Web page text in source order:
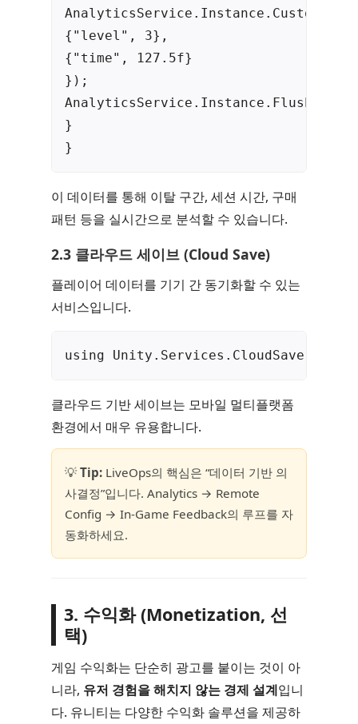
{"level", 3},
{"time", 127.5f}
});
AnalyticsService.Instance.Flush();
}
}
이 데이터를 통해 이탈 구간, 세션 시간, 구매
패턴 등을 실시간으로 분석할 수 있습니다.
2.3 클라우드 세이브 (Cloud Save)
플레이어 데이터를 기기 간 동기화할 수 있는
서비스입니다.
using Unity.Services.CloudSave;
클라우드 기반 세이브는 모바일 멀티플랫폼
환경에서 매우 유용합니다.
💡 Tip: LiveOps의 핵심은 “데이터 기반 의
사결정”입니다. Analytics → Remote
Config → In-Game Feedback의 루프를 자
동화하세요.
3. 수익화 (Monetization, 선
택)
게임 수익화는 단순히 광고를 붙이는 것이 아
니라, 유저 경험을 해치지 않는 경제 설계입니
다. 유니티는 다양한 수익화 솔루션을 제공하